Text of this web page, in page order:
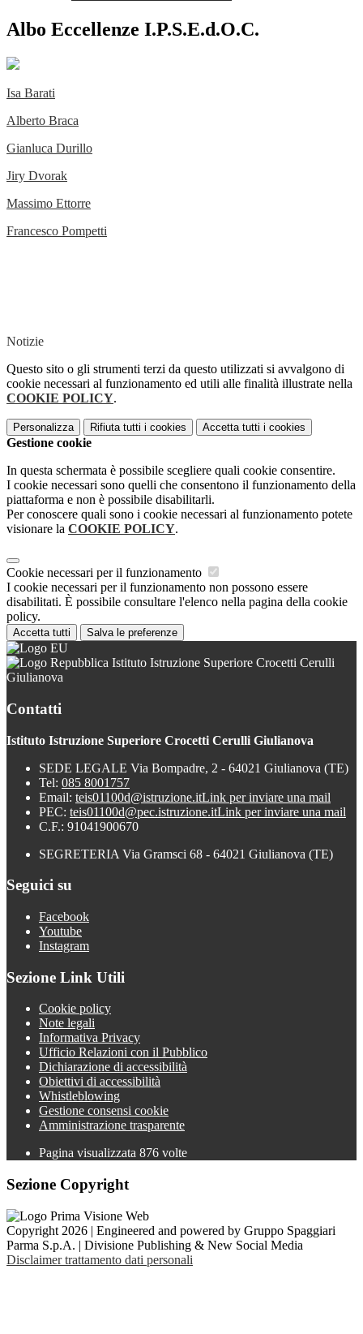
Albo Eccellenze I.P.S.E.d.O.C.
Isa Barati
Alberto Braca
Gianluca Durillo
Jiry Dvorak
Massimo Ettorre
Francesco Pompetti
Notizie
Questo sito o gli strumenti terzi da questo utilizzati si avvalgono di
cookie necessari al funzionamento ed utili alle finalità illustrate nella
COOKIE POLICY.
Personalizza Rifiuta tutti i cookies Accetta tutti i cookies
Gestione cookie
In questa schermata è possibile scegliere quali cookie consentire.
I cookie necessari sono quelli che consentono il funzionamento della
piattaforma e non è possibile disabilitarli.
Per conoscere quali sono i cookie necessari al funzionamento potete
visionare la COOKIE POLICY.
Cookie necessari per il funzionamento
I cookie necessari per il funzionamento non possono essere
disabilitati. È possibile consultare l'elenco nella pagina della cookie
policy.
Accetta tutti Salva le preferenze
Istituto Istruzione Superiore Crocetti Cerulli
Giulianova
Contatti
Istituto Istruzione Superiore Crocetti Cerulli Giulianova
SEDE LEGALE Via Bompadre, 2 - 64021 Giulianova (TE)
Tel: 085 8001757
Email: teis01100d@istruzione.itLink per inviare una mail
PEC: teis01100d@pec.istruzione.itLink per inviare una mail
C.F.: 91041900670
SEGRETERIA Via Gramsci 68 - 64021 Giulianova (TE)
Seguici su
Facebook
Youtube
Instagram
Sezione Link Utili
Cookie policy
Note legali
Informativa Privacy
Ufficio Relazioni con il Pubblico
Dichiarazione di accessibilità
Obiettivi di accessibilità
Whistleblowing
Gestione consensi cookie
Amministrazione trasparente
Pagina visualizzata 876 volte
Sezione Copyright
Copyright 2026 | Engineered and powered by Gruppo Spaggiari
Parma S.p.A. | Divisione Publishing & New Social Media
Disclaimer trattamento dati personali